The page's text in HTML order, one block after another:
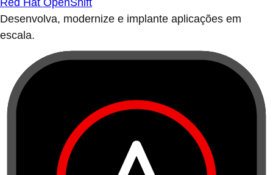
Red Hat OpenShift
Desenvolva, modernize e implante aplicações em
escala.